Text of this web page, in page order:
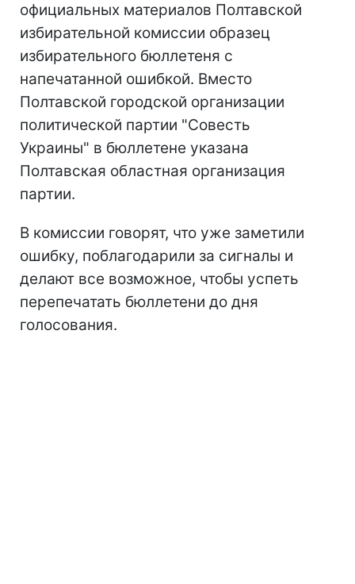
официальных материалов Полтавской
избирательной комиссии образец
избирательного бюллетеня с
напечатанной ошибкой. Вместо
Полтавской городской организации
политической партии "Совесть
Украины" в бюллетене указана
Полтавская областная организация
партии.
В комиссии говорят, что уже заметили
ошибку, поблагодарили за сигналы и
делают все возможное, чтобы успеть
перепечатать бюллетени до дня
голосования.